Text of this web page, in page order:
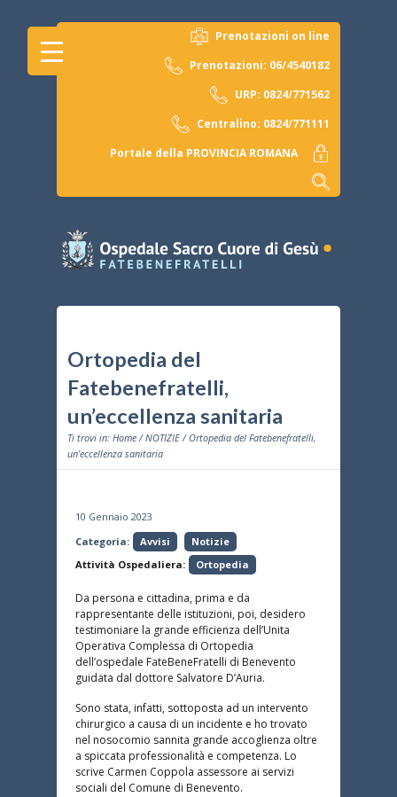
Prenotazioni on line
Prenotazioni: 06/4540182
URP: 0824/771562
Centralino: 0824/771111
Portale della PROVINCIA ROMANA
Ortopedia del
Fatebenefratelli,
un’eccellenza sanitaria
Ti trovi in: Home /NOTIZIE / Ortopedia del Fatebenefratelli,
un’eccellenza sanitaria
10 Gennaio 2023
Categoria:
Avvisi
Notizie
Attività Ospedaliera:
Ortopedia
Da persona e cittadina, prima e da
rappresentante delle istituzioni, poi, desidero
testimoniare la grande efficienza dell’Unita
Operativa Complessa di Ortopedia
dell’ospedale FateBeneFratelli di Benevento
guidata dal dottore Salvatore D’Auria.
Sono stata, infatti, sottoposta ad un intervento
chirurgico a causa di un incidente e ho trovato
nel nosocomio sannita grande accoglienza oltre
a spiccata professionalità e competenza. Lo
scrive Carmen Coppola assessore ai servizi
sociali del Comune di Benevento.